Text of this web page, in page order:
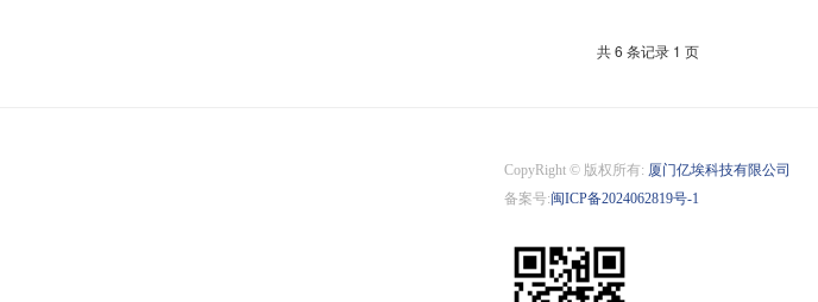
共 6 条记录 1 页
CopyRight © 版权所有: 厦门亿埃科技有限公司
备案号:闽ICP备2024062819号-1